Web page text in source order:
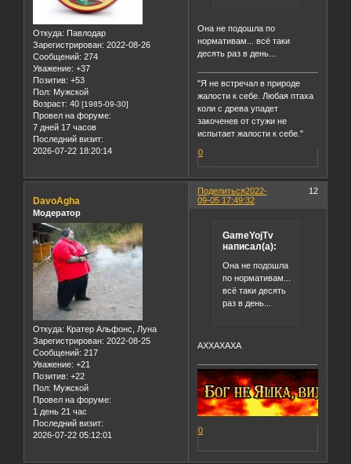
Откуда: Павлодар
Зарегистрирован: 2022-08-26
Сообщений: 274
Уважение: +37
Позитив: +53
Пол: Мужской
Возраст: 40 [1985-09-30]
Провел на форуме:
7 дней 17 часов
Последний визит:
2026-07-22 18:20:14
Она не подошла по
нормативам... всё таки
десять раз в день...
"Я не встречал в природе
жалости к себе. Любая птаха
коли с древа упадет
закоченев от стужи не
испытает жалости к себе."
0
Поделиться 12
2022-
09-05 17:49:32
DavoAgha
Модератор
Откуда: Кратер Альфонс, Луна
Зарегистрирован: 2022-08-25
Сообщений: 217
Уважение: +21
Позитив: +22
Пол: Мужской
Провел на форуме:
1 день 21 час
Последний визит:
2026-07-22 05:12:01
GameYojTv
написал(а):
Она не подошла
по нормативам...
всё таки десять
раз в день...
АХХАХАХА
0